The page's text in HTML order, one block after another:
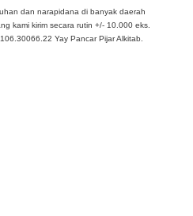
dan narapidana di banyak daerah
kami kirim secara rutin +/- 10.000 eks.
Yay Pancar Pijar Alkitab.